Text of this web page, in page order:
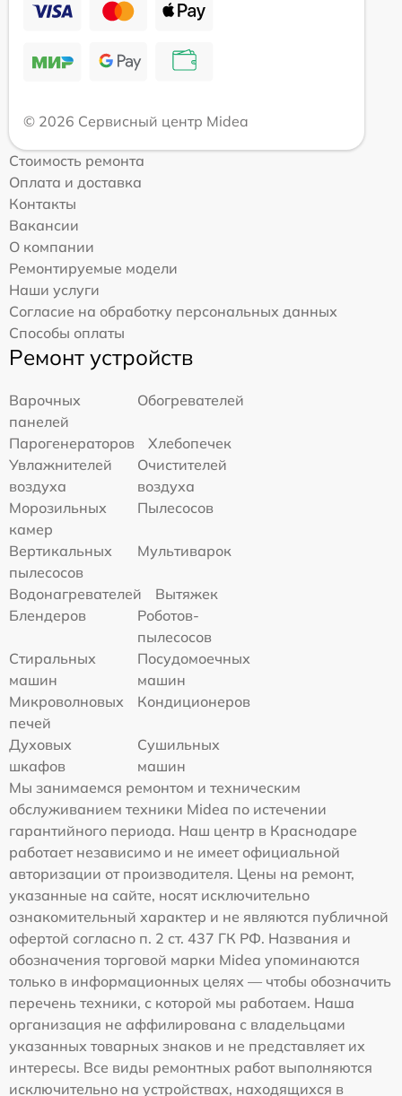
© 2026 Сервисный центр Midea
Стоимость ремонта
Оплата и доставка
Контакты
Вакансии
О компании
Ремонтируемые модели
Наши услуги
Согласие на обработку персональных данных
Способы оплаты
Ремонт устройств
Варочных
панелей
Обогревателей
Парогенераторов
Хлебопечек
Увлажнителей
воздуха
Очистителей
воздуха
Морозильных
камер
Пылесосов
Вертикальных
пылесосов
Мультиварок
Водонагревателей
Вытяжек
Блендеров
Роботов-
пылесосов
Стиральных
машин
Посудомоечных
машин
Микроволновых
печей
Кондиционеров
Духовых
шкафов
Сушильных
машин
Мы занимаемся ремонтом и техническим
обслуживанием техники Midea по истечении
гарантийного периода. Наш центр в Краснодаре
работает независимо и не имеет официальной
авторизации от производителя. Цены на ремонт,
указанные на сайте, носят исключительно
ознакомительный характер и не являются публичной
офертой согласно п. 2 ст. 437 ГК РФ. Названия и
обозначения торговой марки Midea упоминаются
только в информационных целях — чтобы обозначить
перечень техники, с которой мы работаем. Наша
организация не аффилирована с владельцами
указанных товарных знаков и не представляет их
интересы. Все виды ремонтных работ выполняются
исключительно на устройствах, находящихся в